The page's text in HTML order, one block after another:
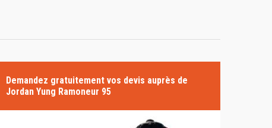
Demandez gratuitement vos devis auprès de
Jordan Yung Ramoneur 95